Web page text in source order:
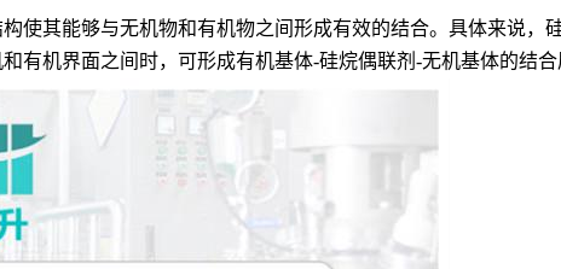
使其能够与无机物和有机物之间形成有效的结合。具体来说
有机界面之间时，可形成有机基体-硅烷偶联剂-无机基体的结合